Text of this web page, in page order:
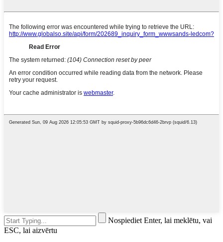
Nospiediet Enter, lai meklētu, vai
ESC, lai aizvērtu